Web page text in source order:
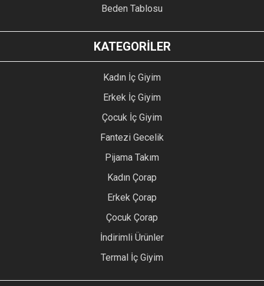
Beden Tablosu
KATEGORİLER
Kadın İç Giyim
Erkek İç Giyim
Çocuk İç Giyim
Fantezi Gecelik
Pijama Takım
Kadın Çorap
Erkek Çorap
Çocuk Çorap
İndirimli Ürünler
Termal İç Giyim